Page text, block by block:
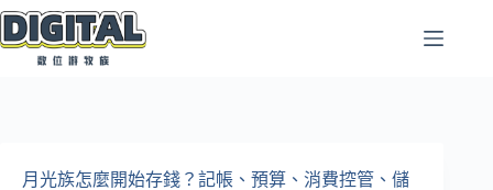
跳
至
月光族怎麼開始存錢？記帳、預算、消費控管、儲